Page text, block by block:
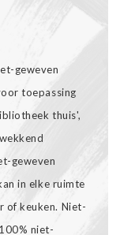
geweven
toepassing
thuis',
geweven
in elke ruimte
of keuken. Niet-
niet-